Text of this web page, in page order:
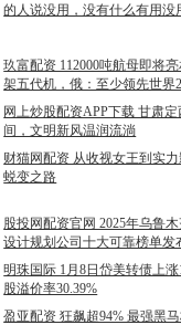
的人说没用，没有什么有用没
玖富配资 112000吨航母即将
架五代机，俄：至少领先世界
网上炒股配资APP下载 甘肃
间，文明新风温润流淌
财猫网配资 从收视女王到实
蜕变之路
股投网配资官网 2025年乌鲁
设计规划公司十大可靠榜单发
明珠国际 1月8日岱美转债上涨
股溢价率30.39%
盈亚配资 狂飙超94% 最强黑